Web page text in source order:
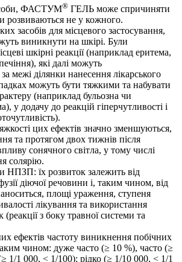
ФАСТУМ® ГЕЛЬ може спричиняти
розвиваються не у кожного.
засобів для місцевого застосування,
виникнути на шкірі. Були
шкірні реакції (наприклад еритема,
які далі можуть
межі ділянки нанесення лікарського
можуть бути тяжкими та набувати
(наприклад бульозна чи
у додачу до реакцій гіперчутливості і
цих ефектів значно зменшуються,
та протягом двох тижнів після
сонячного світла, у тому числі
солярію.
НПЗП: їх розвиток залежить від
діючої речовини і, таким чином, від
площі ураження, ступеня
лікування та використання
з боку травної системи та
ефектів частоту виникнення побічних
чином: дуже часто (≥ 10 %), часто (≥
1/1 000, < 1/100); рідко (≥ 1/10 000, < 1/1